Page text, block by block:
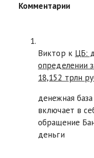
Комментарии
Виктор к ЦБ:
определении
18,152 трлн
денежная
включает в
обращение
деньги